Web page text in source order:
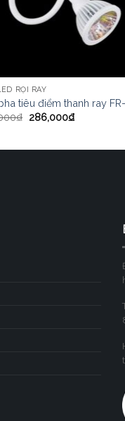
RỌI RAY
tiêu điểm thanh ray
₫ 286,000₫